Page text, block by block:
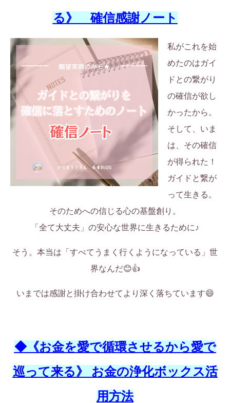
る》 確信感謝ノート
私がこれを始
めたのはガイ
ドとの繋がり
の確信が欲し
かったから。
そして、いま
は、その確信
が得られた！
ガイドと繋が
って生きる。
そのためへの信じる心の基盤創り。
「全て大丈夫」の安心な世界に生きるために♪
そう。本当は「すべてうまく行くようになっている」世
界なんだ😊👍
いまでは感謝と掛け合わせてより深く落ちています😄
◆《お金を愛で循環させるから愛で
巡って来る》 お金の浄化ボックス活
用方法